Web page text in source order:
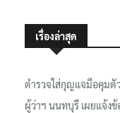
เรื่องล่าสุด
ตำรวจใส่กุญแจมือคุมตั
ผู้ว่าฯ นนทบุรี เผยแจ้ง